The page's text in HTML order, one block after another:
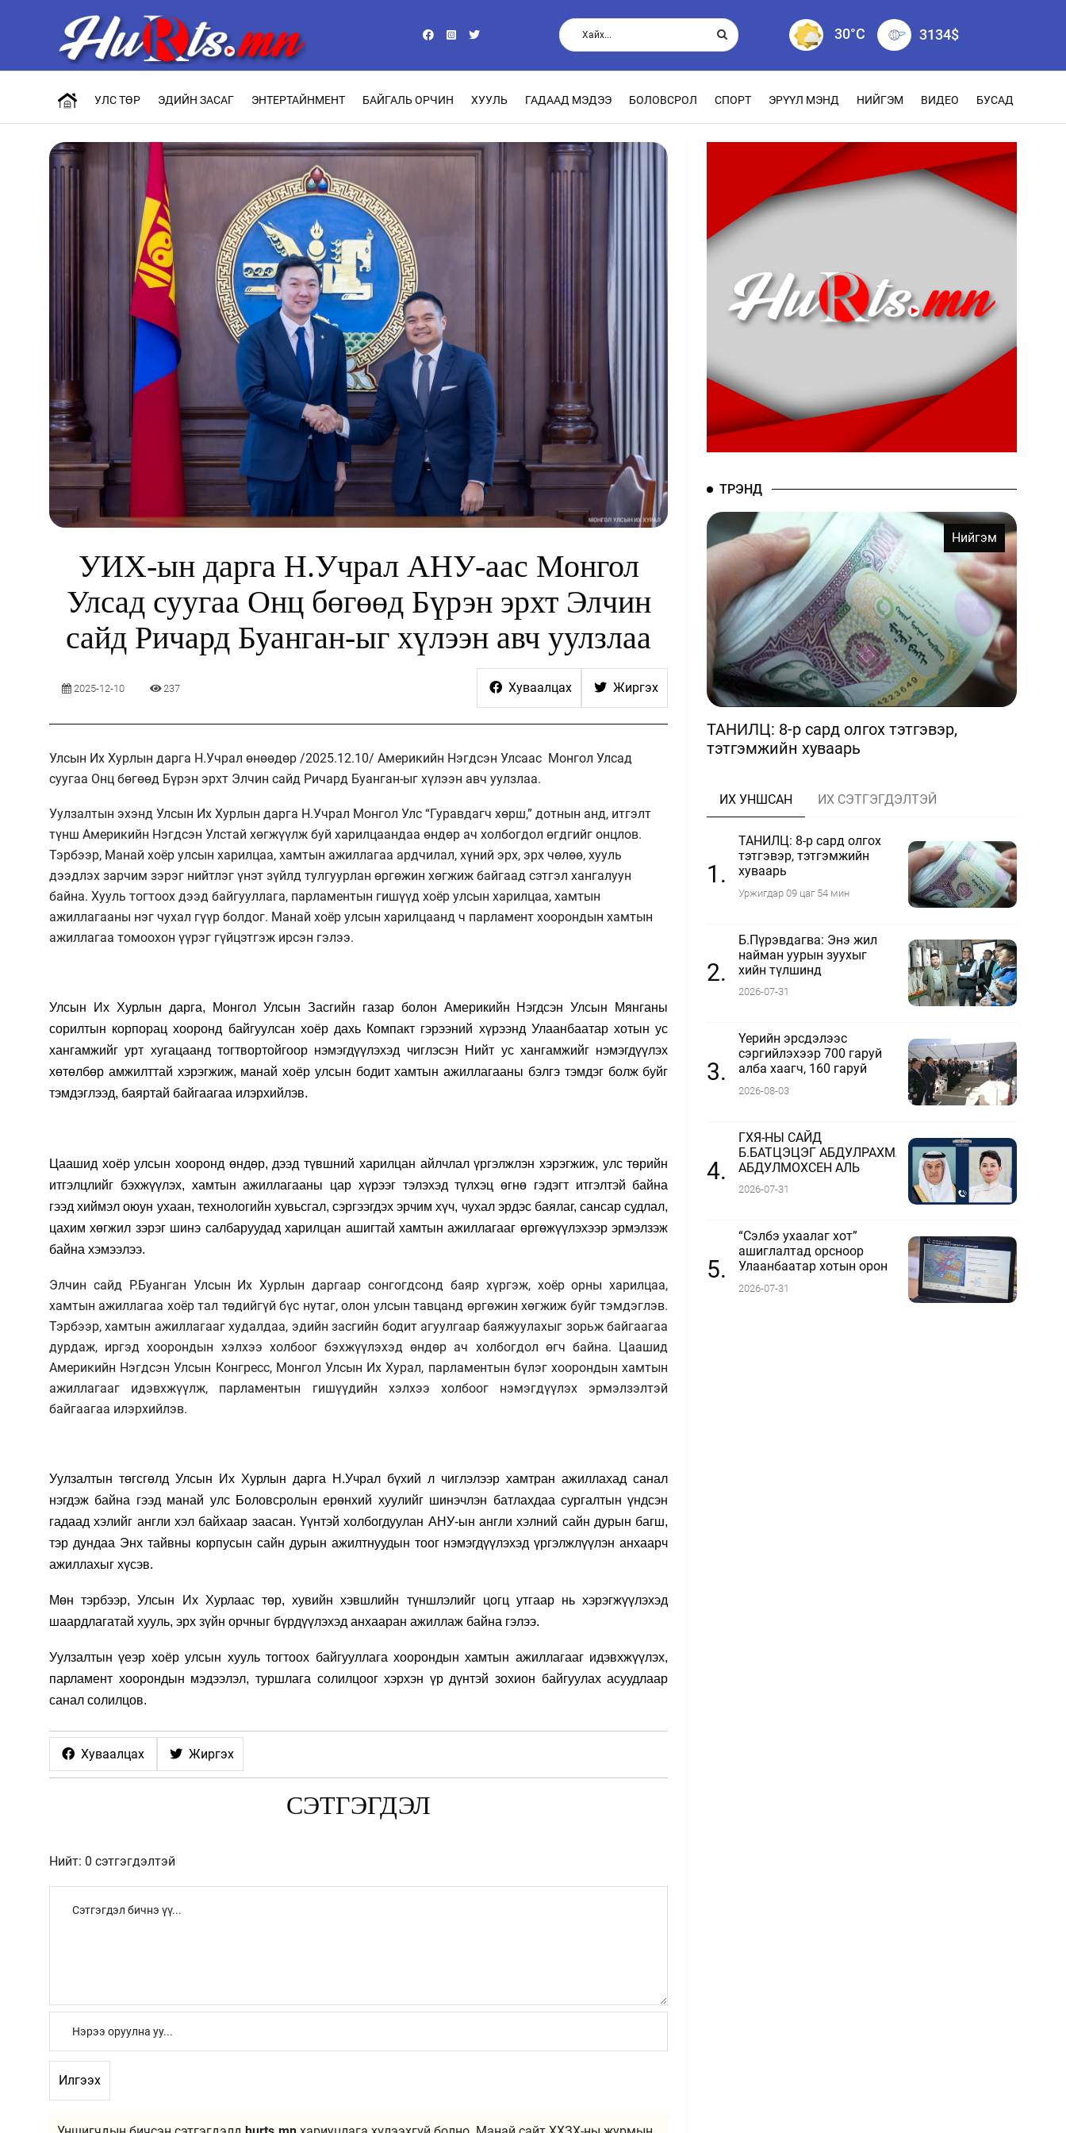
30°C 3134$
УЛС ТӨР ЭДИЙН ЗАСАГ ЭНТЕРТАЙНМЕНТ БАЙГАЛЬ ОРЧИН ХУУЛЬ ГАДААД МЭДЭЭ БОЛОВСРОЛ СПОРТ ЭРҮҮЛ МЭНД НИЙГЭМ ВИДЕО БУСАД
УИХ-ын дарга Н.Учрал АНУ-аас Монгол
Улсад суугаа Онц бөгөөд Бүрэн эрхт Элчин
сайд Ричард Буанган-ыг хүлээн авч уулзлаа
2025-12-10 237 Хуваалцах Жиргэх
Улсын Их Хурлын дарга Н.Учрал өнөөдөр /2025.12.10/ Америкийн Нэгдсэн Улсаас Монгол Улсад
суугаа Онц бөгөөд Бүрэн эрхт Элчин сайд Ричард Буанган-ыг хүлээн авч уулзлаа.
Уулзалтын эхэнд Улсын Их Хурлын дарга Н.Учрал Монгол Улс “Гуравдагч хөрш,” дотнын анд, итгэлт
түнш Америкийн Нэгдсэн Улстай хөгжүүлж буй харилцаандаа өндөр ач холбогдол өгдгийг онцлов.
Тэрбээр, Манай хоёр улсын харилцаа, хамтын ажиллагаа ардчилал, хүний эрх, эрх чөлөө, хууль
дээдлэх зарчим зэрэг нийтлэг үнэт зүйлд тулгуурлан өргөжин хөгжиж байгаад сэтгэл хангалуун
байна. Хууль тогтоох дээд байгууллага, парламентын гишүүд хоёр улсын харилцаа, хамтын
ажиллагааны нэг чухал гүүр болдог. Манай хоёр улсын харилцаанд ч парламент хоорондын хамтын
ажиллагаа томоохон үүрэг гүйцэтгэж ирсэн гэлээ.
Улсын Их Хурлын дарга, Монгол Улсын Засгийн газар болон Америкийн Нэгдсэн Улсын Мянганы
сорилтын корпорац хооронд байгуулсан хоёр дахь Компакт гэрээний хүрээнд Улаанбаатар хотын ус
хангамжийг урт хугацаанд тогтвортойгоор нэмэгдүүлэхэд чиглэсэн Нийт ус хангамжийг нэмэгдүүлэх
хөтөлбөр амжилттай хэрэгжиж, манай хоёр улсын бодит хамтын ажиллагааны бэлгэ тэмдэг болж буйг
тэмдэглээд, баяртай байгаагаа илэрхийлэв.
Цаашид хоёр улсын хооронд өндөр, дээд түвшний харилцан айлчлал үргэлжлэн хэрэгжиж, улс төрийн
итгэлцлийг бэхжүүлэх, хамтын ажиллагааны цар хүрээг тэлэхэд түлхэц өгнө гэдэгт итгэлтэй байна
гээдхиймэл оюун ухаан, технологийн хувьсгал, сэргээгдэх эрчим хүч, чухал эрдэс баялаг, сансар судлал,
цахим хөгжил зэрэг шинэ салбаруудад харилцан ашигтай хамтын ажиллагааг өргөжүүлэхээр эрмэлзэж
байна хэмээлээ.
Элчин сайд Р.Буанган Улсын Их Хурлын даргаар сонгогдсонд баяр хүргэж, хоёр орны харилцаа,
хамтын ажиллагаа хоёр тал төдийгүй бүс нутаг, олон улсын тавцанд өргөжин хөгжиж буйг тэмдэглэв.
Тэрбээр, хамтын ажиллагааг худалдаа, эдийн засгийн бодит агуулгаар баяжуулахыг зорьж байгаагаа
дурдаж, иргэд хоорондын хэлхээ холбоог бэхжүүлэхэд өндөр ач холбогдол өгч байна. Цаашид
Америкийн Нэгдсэн Улсын Конгресс, Монгол Улсын Их Хурал, парламентын бүлэг хоорондын хамтын
ажиллагааг идэвхжүүлж, парламентын гишүүдийн хэлхээ холбоог нэмэгдүүлэх эрмэлзэлтэй
байгаагаа илэрхийлэв.
Уулзалтын төгсгөлд Улсын Их Хурлын дарга Н.Учрал бүхий л чиглэлээр хамтран ажиллахад санал
нэгдэж байна гээд манай улс Боловсролын ерөнхий хуулийг шинэчлэн батлахдаа сургалтын үндсэн
гадаад хэлийг англи хэл байхаар заасан. Үүнтэйхолбогдуулан АНУ-ын англи хэлний сайн дурын багш,
тэр дундаа Энх тайвны корпусын сайн дурын ажилтнуудын тоог нэмэгдүүлэхэд үргэлжлүүлэн анхаарч
ажиллахыг хүсэв.
Мөн тэрбээр, Улсын Их Хурлаас төр, хувийн хэвшлийн түншлэлийг
цогц утгаар нь хэрэгжүүлэхэд
шаардлагатай хууль, эрх зүйн орчныг бүрдүүлэхэд анхааран ажиллаж байна гэлээ.
Уулзалтын үеэр хоёр улсын хууль тогтоох байгууллага хоорондын хамтын ажиллагааг идэвхжүүлэх,
парламент хоорондын мэдээлэл, туршлага солилцоог хэрхэн үр дүнтэй зохион байгуулах асуудлаар
санал солилцов.
Хуваалцах Жиргэх
СЭТГЭГДЭЛ
Нийт: 0 сэтгэгдэлтэй
Илгээх
ТРЭНД
Нийгэм
ТАНИЛЦ: 8-р сард олгох тэтгэвэр,
тэтгэмжийн хуваарь
ИХ УНШСАН ИХ СЭТГЭГДЭЛТЭЙ
1.
ТАНИЛЦ: 8-р сард олгох
тэтгэвэр, тэтгэмжийн
хуваарь
Уржигдар 09 цаг 54 мин
2.
Б.Пүрэвдагва: Энэ жил
найман уурын зуухыг
хийн түлшинд
шилжүүлэхээр ажиллаж
байна
2026-07-31
3.
Үерийн эрсдэлээс
сэргийлэхээр 700 гаруй
алба хаагч, 160 гаруй
техник, 51 мотопомп
бэлэн байдалд ажиллаж
2026-08-03
4.
ГХЯ-НЫ САЙД
Б.БАТЦЭЦЭГ АБДУЛРАХМАН
АБДУЛМОХСЕН АЛЬ
ФАДЛИТАЙ УТСААР
ЯРЬЛАА
2026-07-31
5.
“Сэлбэ ухаалаг хот”
ашиглалтад орсноор
Улаанбаатар хотын орон
сууцны хангамжийн
жилийн эрэлтийн 42
2026-07-31